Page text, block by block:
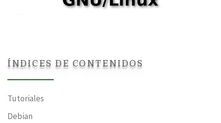
ÍNDICES DE CONTENIDOS
Tutoriales
Debian